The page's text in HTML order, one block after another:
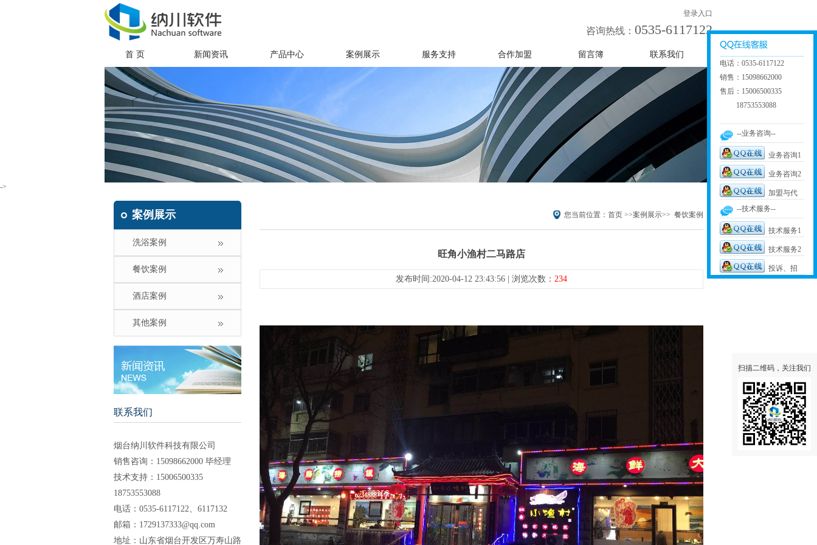
登录入口
咨询热线： 0535-6117122
首 页 新闻资讯 产品中心 案例展示 服务支持 合作加盟 留言簿 联系我们
->
案例展示
洗浴案例
餐饮案例
酒店案例
其他案例
联系我们
烟台纳川软件科技有限公司
销售咨询：15098662000 毕经理
技术支持：15006500335
18753553088
电话：0535-6117122、6117132
邮箱： 1729137333@qq.com
地址：山东省烟台开发区万寿山路
您当前位置： 首页 >>案例展示>> 餐饮案例
旺角小渔村二马路店
发布时间:2020-04-12 23:43:56 | 浏览次数： 234
扫描二维码，关注我们
电话：0535-6117122
销售：15098662000
售后：15006500335
18753553088
--业务咨询--
业务咨询1
业务咨询2
加盟与代
理 --技术服务--
技术服务1
技术服务2
投诉、招